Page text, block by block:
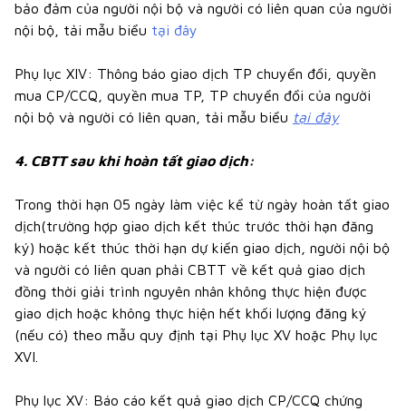
bảo đảm của người nội bộ và người có liên quan của người
nội bộ, tải mẫu biểu tại đây
Phụ lục XIV: Thông báo giao dịch TP chuyển đổi, quyền
mua CP/CCQ, quyền mua TP, TP chuyển đổi của người
nội bộ và người có liên quan, tải mẫu biểu tại đây
4. CBTT sau khi hoàn tất giao dịch:
Trong thời hạn 05 ngày làm việc kể từ ngày hoàn tất giao
dịch(trường hợp giao dịch kết thúc trước thời hạn đăng
ký) hoặc kết thúc thời hạn dự kiến giao dịch, người nội bộ
và người có liên quan phải CBTT về kết quả giao dịch
đồng thời giải trình nguyên nhân không thực hiện được
giao dịch hoặc không thực hiện hết khối lượng đăng ký
(nếu có) theo mẫu quy định tại Phụ lục XV hoặc Phụ lục
XVI.
Phụ lục XV: Báo cáo kết quả giao dịch CP/CCQ chứng